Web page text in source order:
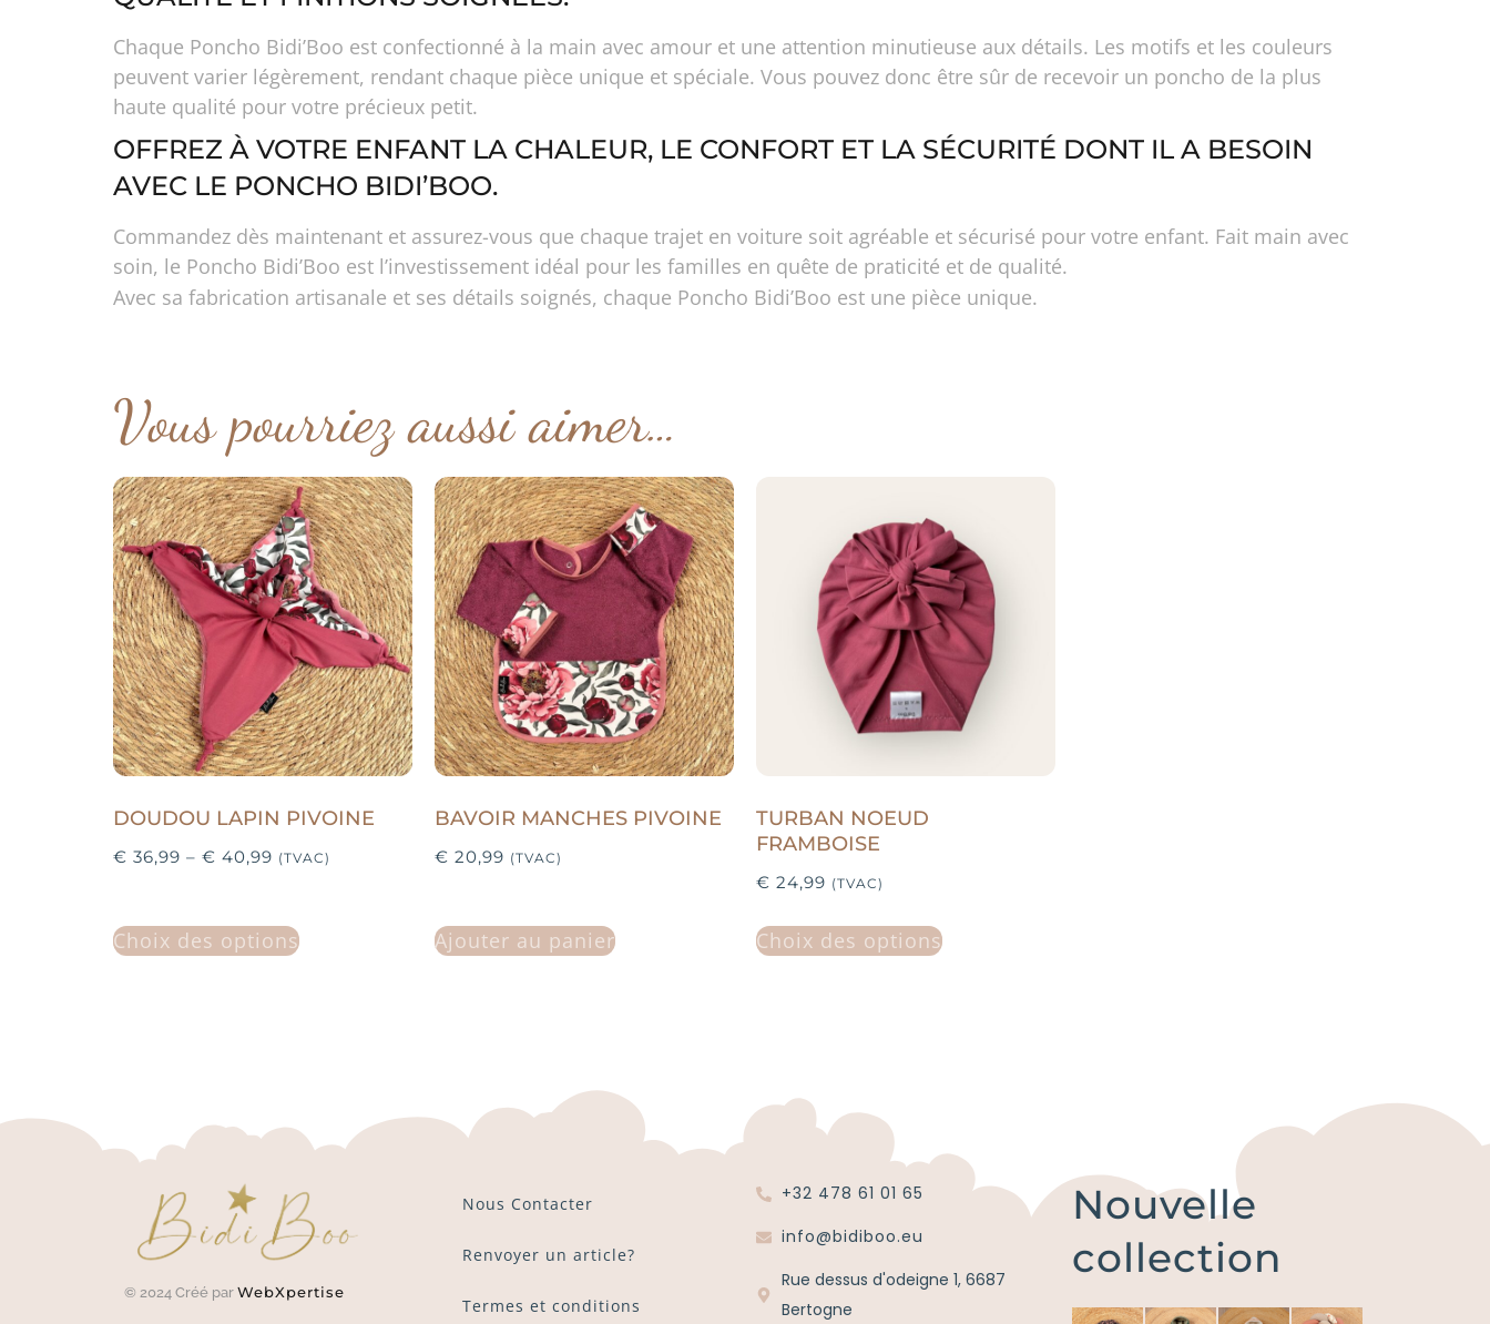
Chaque Poncho Bidi’Boo est confectionné à la main avec amour et une attention minutieuse aux détails. Les motifs et les couleurs
peuvent varier légèrement, rendant chaque pièce unique et spéciale. Vous pouvez donc être sûr de recevoir un poncho de la plus
haute qualité pour votre précieux petit.
OFFREZ À VOTRE ENFANT LA CHALEUR, LE CONFORT ET LA SÉCURITÉ DONT IL A BESOIN
AVEC LE PONCHO BIDI’BOO.
Commandez dès maintenant et assurez-vous que chaque trajet en voiture soit agréable et sécurisé pour votre enfant. Fait main avec
soin, le Poncho Bidi’Boo est l’investissement idéal pour les familles en quête de praticité et de qualité.
Avec sa fabrication artisanale et ses détails soignés, chaque Poncho Bidi’Boo est une pièce unique.
Vous pourriez aussi aimer…
DOUDOU LAPIN PIVOINE
€ 36,99 – € 40,99 (TVAC)
Choix des options
BAVOIR MANCHES PIVOINE
€ 20,99 (TVAC)
Ajouter au panier
TURBAN NOEUD
FRAMBOISE
€ 24,99 (TVAC)
Choix des options
© 2024 Créé par WebXpertise
Nous Contacter
Renvoyer un article?
Termes et conditions
+32 478 61 01 65
info@bidiboo.eu
Rue dessus d'odeigne 1, 6687
Bertogne
Nouvelle
collection